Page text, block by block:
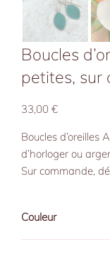
Boucles
petites, sur
33,00 €
Boucles d’oreilles
d’horloger ou
Sur commande,
Couleur